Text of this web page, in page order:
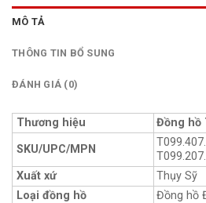
MÔ TẢ
THÔNG TIN BỔ SUNG
ĐÁNH GIÁ (0)
Thương hiệu
Đồng hồ
SKU/UPC/MPN
Xuất xứ
Thụy Sỹ
Loại đồng hồ
Đồng hồ